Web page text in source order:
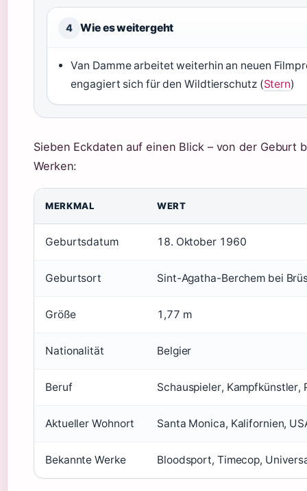
4 Wie es weitergeht
Van Damme arbeitet weiterhin an neuen
engagiert sich für den Wildtierschutz (Stern)
Sieben Eckdaten auf einen Blick – von der Geburt
Werken:
MERKMAL WERT
Geburtsdatum 18. Oktober 1960
Geburtsort Sint-Agatha-Berchem bei
Größe 1,77 m
Nationalität Belgier
Beruf Schauspieler, Kampfkünstler,
Aktueller Wohnort Santa Monica, Kalifornien,
Bekannte Werke Bloodsport, Timecop,